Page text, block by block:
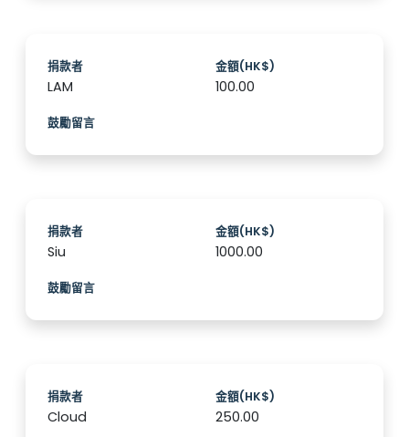
捐款者
LAM
金額(HK$)
100.00
鼓勵留言
捐款者
Siu
金額(HK$)
1000.00
鼓勵留言
捐款者
Cloud
金額(HK$)
250.00